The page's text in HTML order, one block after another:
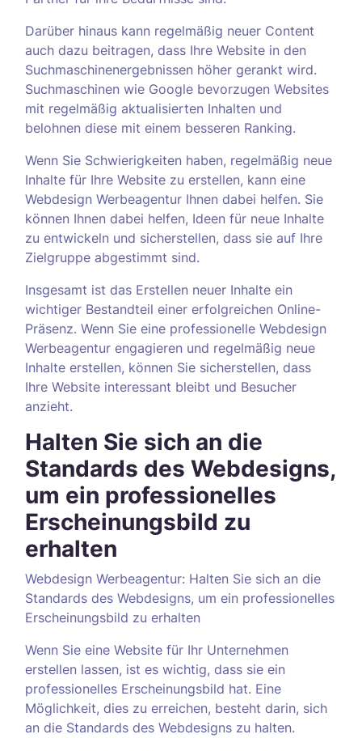
Darüber hinaus kann regelmäßig neuer Content
auch dazu beitragen, dass Ihre Website in den
Suchmaschinenergebnissen höher gerankt wird.
Suchmaschinen wie Google bevorzugen Websites
mit regelmäßig aktualisierten Inhalten und
belohnen diese mit einem besseren Ranking.
Wenn Sie Schwierigkeiten haben, regelmäßig neue
Inhalte für Ihre Website zu erstellen, kann eine
Webdesign Werbeagentur Ihnen dabei helfen. Sie
können Ihnen dabei helfen, Ideen für neue Inhalte
zu entwickeln und sicherstellen, dass sie auf Ihre
Zielgruppe abgestimmt sind.
Insgesamt ist das Erstellen neuer Inhalte ein
wichtiger Bestandteil einer erfolgreichen Online-
Präsenz. Wenn Sie eine professionelle Webdesign
Werbeagentur engagieren und regelmäßig neue
Inhalte erstellen, können Sie sicherstellen, dass
Ihre Website interessant bleibt und Besucher
anzieht.
Halten Sie sich an die
Standards des Webdesigns,
um ein professionelles
Erscheinungsbild zu
erhalten
Webdesign Werbeagentur: Halten Sie sich an die
Standards des Webdesigns, um ein professionelles
Erscheinungsbild zu erhalten
Wenn Sie eine Website für Ihr Unternehmen
erstellen lassen, ist es wichtig, dass sie ein
professionelles Erscheinungsbild hat. Eine
Möglichkeit, dies zu erreichen, besteht darin, sich
an die Standards des Webdesigns zu halten.